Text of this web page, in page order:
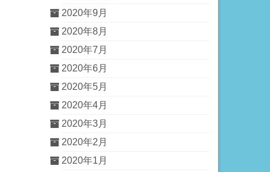
2020年9月
2020年8月
2020年7月
2020年6月
2020年5月
2020年4月
2020年3月
2020年2月
2020年1月